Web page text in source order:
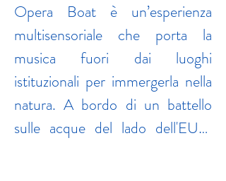
Opera Boat è un’esperienza
multisensoriale che porta la
musica fuori dai luoghi
istituzionali per immergerla nella
natura. A bordo di un battello
sulle acque del lado dell'EUR,